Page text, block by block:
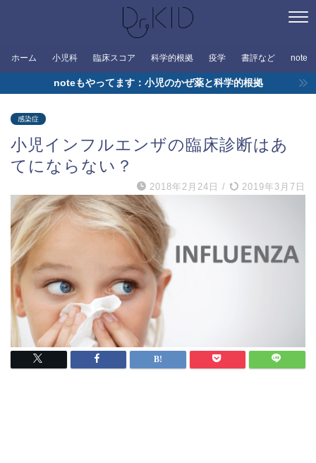
ホーム 小児科 臨床スコア 科学的根拠 疫学 書評など note
noteもやってます：小児のかぜ薬と科学的根拠
感染症
小児インフルエンザの臨床診断はあ
てにならない？
2018年2月24日 / 2019年3月7日